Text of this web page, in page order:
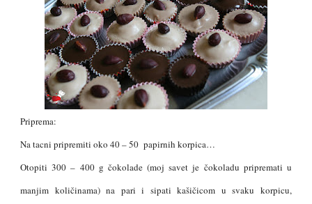
Priprema:
Na tacni pripremiti oko 40 – 50 papirnih korpica…
Otopiti 300 – 400 g čokolade (moj savet je čokoladu pripremati u
manjim količinama) na pari i sipati kašičicom u svaku korpicu,